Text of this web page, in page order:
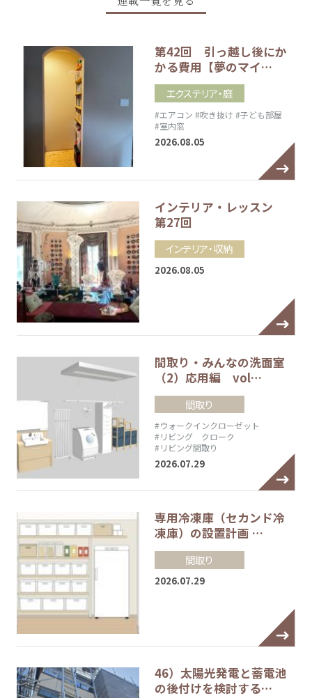
第42回 引っ越し後にか
かる費用【夢のマイ…
エクステリア・庭
#エアコン #吹き抜け #子ども部屋
#室内窓
2026.08.05
インテリア・レッスン
第27回
インテリア・収納
2026.08.05
間取り・みんなの洗面室
（2）応用編 vol…
間取り
#ウォークインクローゼット
#リビング クローク
#リビング間取り
2026.07.29
専用冷凍庫（セカンド冷
凍庫）の設置計画 …
間取り
2026.07.29
46）太陽光発電と蓄電池
の後付けを検討する…